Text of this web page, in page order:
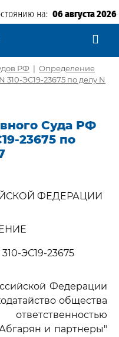
на: 06 августа 2026
РФ | Определение
310-ЭС19-23675 по делу N
Суда РФ
23675 по
ФЕДЕРАЦИИ
ЭС19-23675
Федерации
общества
и партнеры"